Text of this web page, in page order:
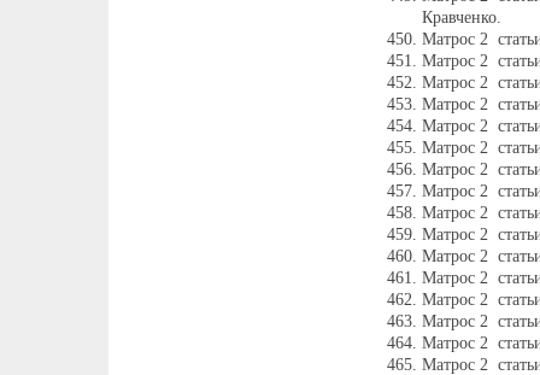
Кравченко.
Матрос 2
Матрос 2
Матрос 2
Матрос 2
Матрос 2
Матрос 2
Матрос 2
Матрос 2
Матрос 2
Матрос 2
Матрос 2
Матрос 2
Матрос 2
Матрос 2
Матрос 2
Матрос 2